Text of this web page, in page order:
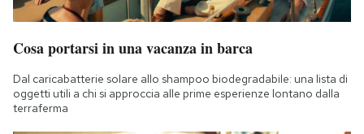
Cosa portarsi in una vacanza in barca
Dal caricabatterie solare allo shampoo biodegradabile: una lista di
oggetti utili a chi si approccia alle prime esperienze lontano dalla
terraferma